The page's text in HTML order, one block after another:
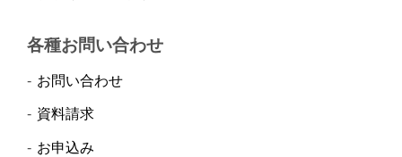
各種お問い合わせ
お問い合わせ
資料請求
お申込み